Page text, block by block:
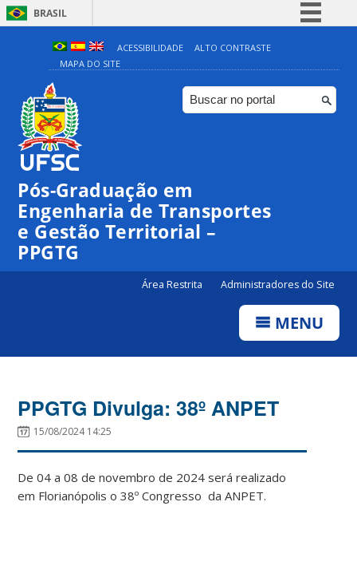
BRASIL
Simplifique!
Comunica BR
Participe
ACESSIBILIDADE
ALTO CONTRASTE
MAPA DO SITE
Pós-Graduação em
Engenharia de Transportes
e Gestão Territorial –
PPGTG
Área Restrita Administradores do Site
MENU
PPGTG Divulga: 38º ANPET
15/08/2024 14:25
De 04 a 08 de novembro de 2024 será realizado
em Florianópolis o 38º Congresso da ANPET.